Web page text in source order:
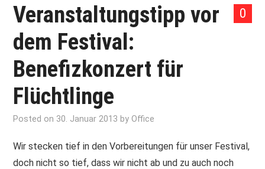
AUSSTELLUNGEN
ARCHIV
PRINT & CDS
IMPRESSUM
0
Veranstaltungstipp vor
dem Festival:
Benefizkonzert für
Flüchtlinge
Posted on 30. Januar 2013 byOffice
Wir stecken tief in den Vorbereitungen für unser Festival,
doch nicht so tief, dass wir nicht ab und zu auch noch